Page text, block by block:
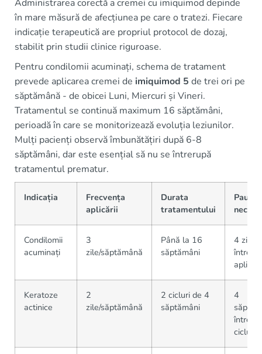
Administrarea corectă a cremei cu imiquimod depinde
în mare măsură de afecțiunea pe care o tratezi. Fiecare
indicație terapeutică are propriul protocol de dozaj,
stabilit prin studii clinice riguroase.
Pentru condilomii acuminați, schema de tratament
prevede aplicarea cremei de imiquimod 5 de trei ori pe
săptămână - de obicei Luni, Miercuri și Vineri.
Tratamentul se continuă maximum 16 săptămâni,
perioadă în care se monitorizează evoluția leziunilor.
Mulți pacienți observă îmbunătățiri după 6-8
săptămâni, dar este esențial să nu se întrerupă
tratamentul prematur.
Indicația
Frecvența
aplicării
Durata
tratamentului
Pauze
Condilomii
acuminați
3
zile/săptămână
Până la 16
săptămâni
4 zile
între
aplicări
Keratoze
actinice
2
zile/săptămână
2 cicluri de 4
săptămâni
4
între
cicluri